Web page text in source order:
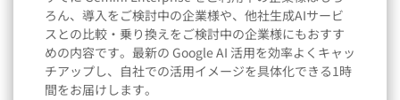
ろん、導入をご検討中の企業様や、他社生成AIサービ
スとの比較・乗り換えをご検討中の企業様にもおすす
めの内容です。最新の Google AI 活用を効率よくキャッ
チアップし、自社での活用イメージを具体化できる1時
間をお届けします。